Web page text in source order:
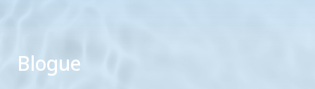
Blogue